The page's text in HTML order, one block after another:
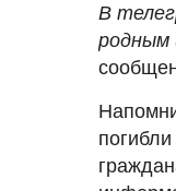
В
родным